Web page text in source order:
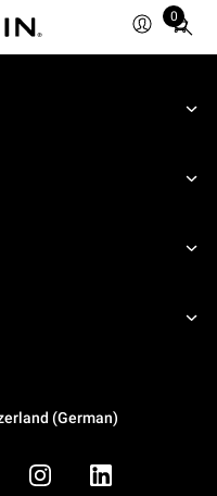
0
Total
items
cart:
(German)